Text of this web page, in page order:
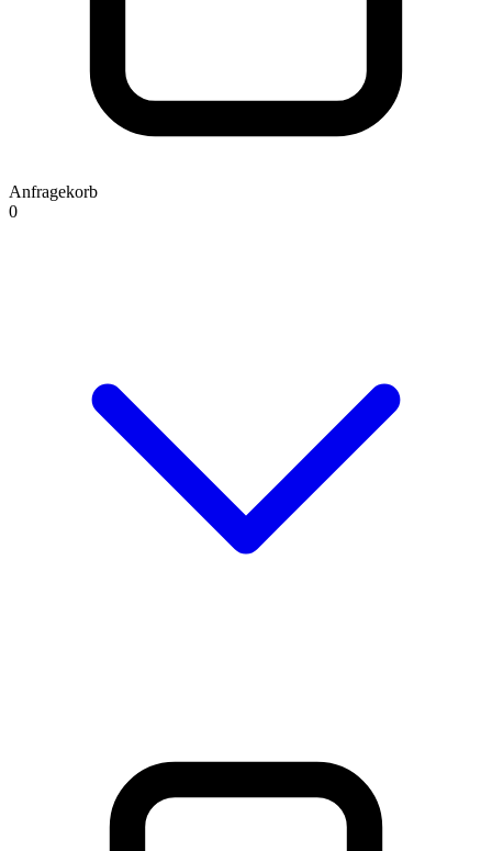
Anfragekorb
0